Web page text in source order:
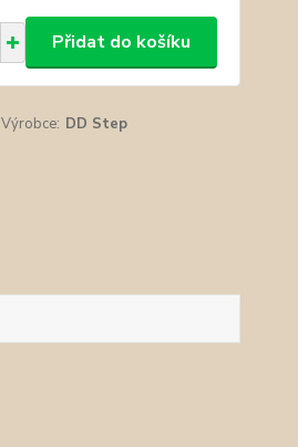
Přidat do košíku
Výrobce: DD Step